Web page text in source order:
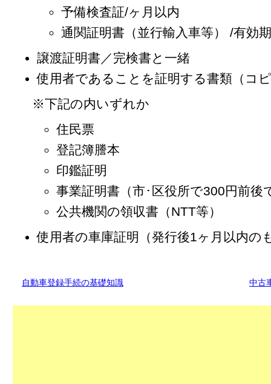
予備検査証/ヶ月以内
通関証明書（並行輸入車等） /有効
譲渡証明書／完検書と一緒
使用者であることを証明する書類（コ
※下記の内いずれか
住民票
登記簿謄本
印鑑証明
事業証明書（市･区役所で300円前後
公共機関の領収書（NTT等）
使用者の車庫証明（発行後1ヶ月以内の
自動車登録手続の基礎知識 中古